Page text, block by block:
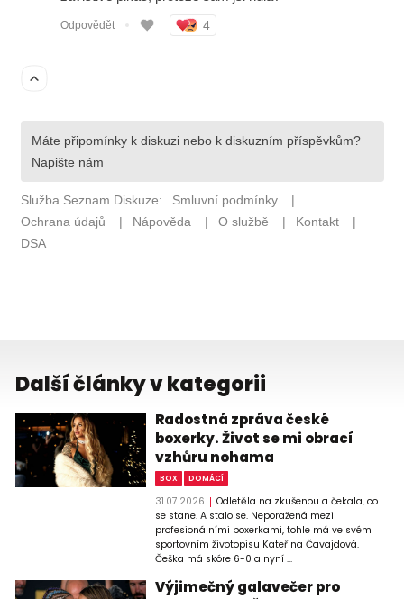
Další články v kategorii
Radostná zpráva české
boxerky. Život se mi obrací
vzhůru nohama
BOX DOMÁCÍ
31.07.2026
Odletěla na zkušenou a čekala, co
se stane. A stalo se. Neporažená mezi
profesionálními boxerkami, tohle má ve svém
sportovním životopisu Kateřina Čavajdová.
Češka má skóre 6-0 a nyní ...
Výjimečný galavečer pro